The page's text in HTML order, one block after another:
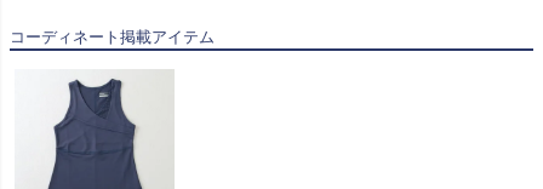
コーディネート掲載アイテム